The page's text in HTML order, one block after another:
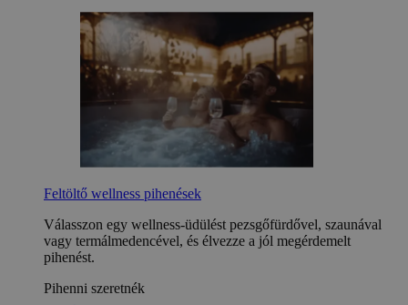
Feltöltő wellness pihenések
Válasszon egy wellness-üdülést pezsgőfürdővel, szaunával
vagy termálmedencével, és élvezze a jól megérdemelt
pihenést.
Pihenni szeretnék